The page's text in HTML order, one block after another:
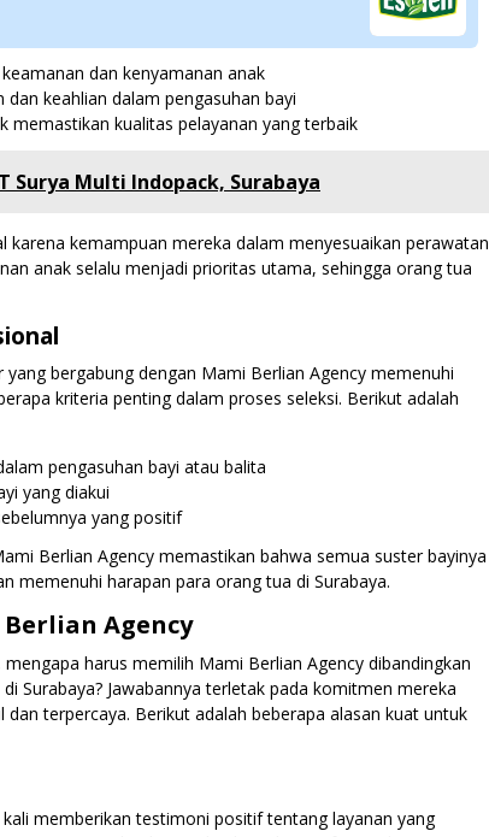
dan kenyamanan anak
keahlian dalam pengasuhan bayi
memastikan kualitas pelayanan yang terbaik
Surya Multi Indopack, Surabaya
karena kemampuan mereka dalam menyesuaikan perawatan
anak selalu menjadi prioritas utama, sehingga orang tua
bergabung dengan Mami Berlian Agency memenuhi
kriteria penting dalam proses seleksi. Berikut adalah
pengasuhan bayi atau balita
yang diakui
yang positif
Berlian Agency memastikan bahwa semua suster bayinya
memenuhi harapan para orang tua di Surabaya.
Agency
harus memilih Mami Berlian Agency dibandingkan
Surabaya? Jawabannya terletak pada komitmen mereka
terpercaya. Berikut adalah beberapa alasan kuat untuk
memberikan testimoni positif tentang layanan yang